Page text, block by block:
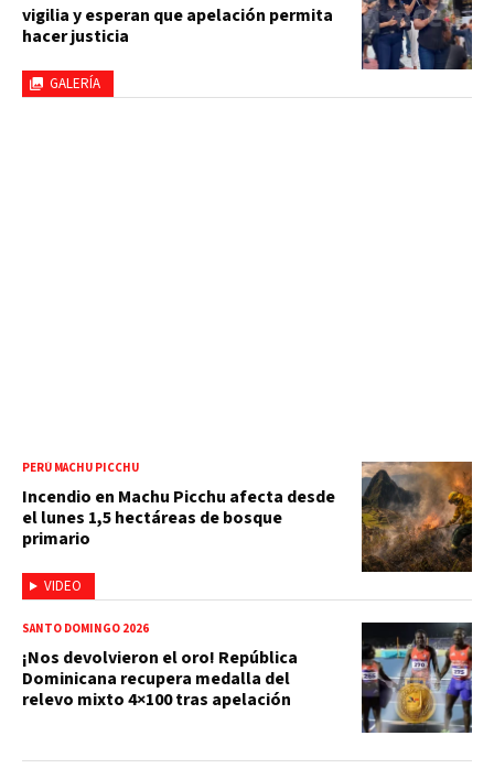
GALERÍA
vigilia y esperan que apelación permita
hacer justicia
VIDEO
PERÚ MACHU PICCHU
Incendio en Machu Picchu afecta desde
el lunes 1,5 hectáreas de bosque
primario
SANTO DOMINGO 2026
¡Nos devolvieron el oro! República
Dominicana recupera medalla del
relevo mixto 4×100 tras apelación